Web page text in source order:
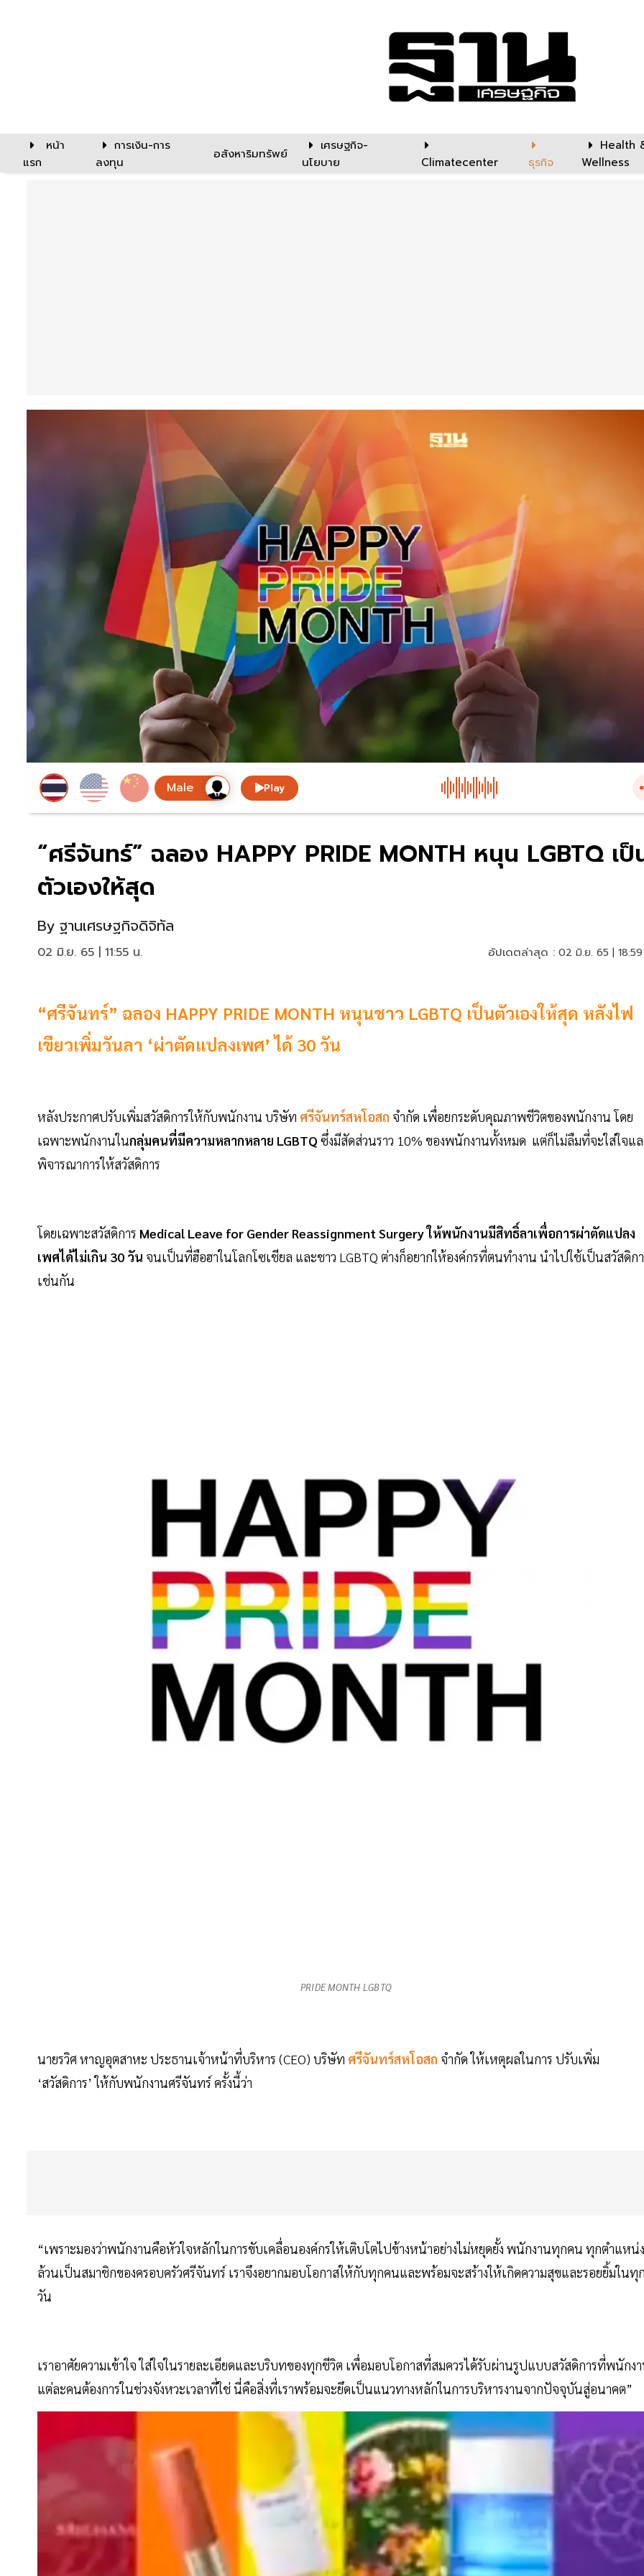
หน้า
แรก
การเงิน-การ
ลงทุน
อสังหาริมทรัพย์
เศรษฐกิจ-
นโยบาย
Climatecenter ธุรกิจ
Health
Wellness
Play
“ศรีจันทร์” ฉลอง HAPPY PRIDE MONTH หนุน LGBTQ เป็
ตัวเองให้สุด
By ฐานเศรษฐกิจดิจิทัล
02 มิ.ย. 65 | 11:55 น. อัปเดตล่าสุด : 02 มิ.ย. 65 |
“ศรีจันทร์” ฉลอง HAPPY PRIDE MONTH หนุนชาว LGBTQ เป็นตัวเองให้สุด หลังไฟ
เขียวเพิ่มวันลา ‘ผ่าตัดแปลงเพศ’ ได้ 30 วัน
หลังประกาศปรับเพิ่มสวัสดิการให้กับพนักงาน บริษัท ศรีจันทร์สหโอสถ จำกัด เพื่อยกระดับคุณภาพชีวิตของพนักงาน โดย
เฉพาะพนักงานในกลุ่มคนที่มีความหลากหลาย LGBTQ ซึ่งมีสัดส่วนราว 10% ของพนักงานทั้งหมด แต่ก็ไม่ลืมที่จะใส่ใจแ
พิจารณาการให้สวัสดิการ
โดยเฉพาะสวัสดิการ Medical Leave for Gender Reassignment Surgery ให้พนักงานมีสิทธิ์ลาเพื่อการผ่าตัดแปลง
เพศได้ไม่เกิน 30 วัน จนเป็นที่ฮือฮาในโลกโซเชียล และชาว LGBTQ ต่างก็อยากให้องค์กรที่ตนทำงาน นำไปใช้เป็นสวัสดิก
เช่นกัน
PRIDE MONTH LGBTQ
นายรวิศ หาญอุตสาหะ ประธานเจ้าหน้าที่บริหาร (CEO) บริษัท ศรีจันทร์สหโอสถ จำกัด ให้เหตุผลในการ ปรับเพิ่ม
‘สวัสดิการ’ ให้กับพนักงานศรีจันทร์ ครั้งนี้ว่า
“เพราะมองว่าพนักงานคือหัวใจหลักในการขับเคลื่อนองค์กรให้เติบโตไปข้างหน้าอย่างไม่หยุดยั้ง พนักงานทุกคน ทุกตำแหน่ง
ล้วนเป็นสมาชิกของครอบครัวศรีจันทร์ เราจึงอยากมอบโอกาสให้กับทุกคนและพร้อมจะสร้างให้เกิดความสุขและรอยยิ้มในทุ
วัน
เราอาศัยความเข้าใจ ใส่ใจในรายละเอียดและบริบทของทุกชีวิต เพื่อมอบโอกาสที่สมควรได้รับผ่านรูปแบบสวัสดิการที่พนักง
แต่ละคนต้องการในช่วงจังหวะเวลาที่ใช่ นี่คือสิ่งที่เราพร้อมจะยึดเป็นแนวทางหลักในการบริหารงานจากปัจจุบันสู่อนาคต”